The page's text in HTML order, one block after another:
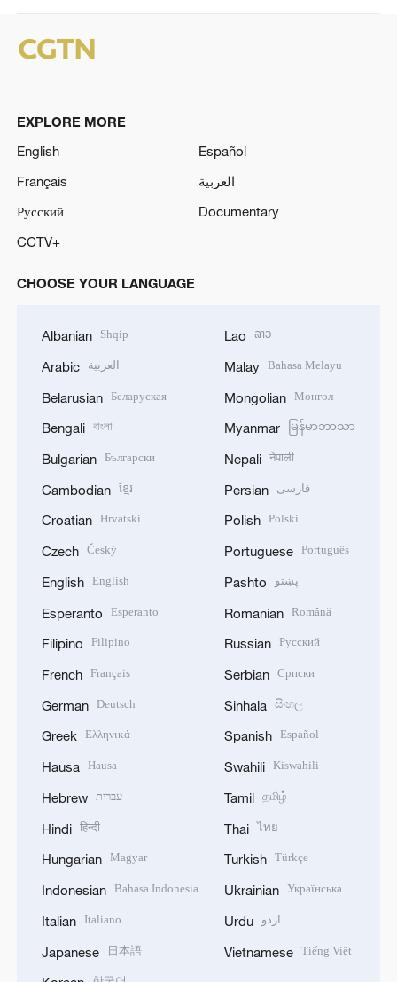
EXPLORE MORE
English
Español
Français
العربية
Русский
Documentary
CCTV+
CHOOSE YOUR LANGUAGE
Albanian Shqip
Arabic العربية
Belarusian Беларуская
Bengali বাংলা
Bulgarian Български
Cambodian ខ្មែរ
Croatian Hrvatski
Czech Český
English English
Esperanto Esperanto
Filipino Filipino
French Français
German Deutsch
Greek Ελληνικά
Hausa Hausa
Hebrew עברית
Hindi हिन्दी
Hungarian Magyar
Indonesian Bahasa Indonesia
Italian Italiano
Japanese 日本語
Lao ລາວ
Malay Bahasa Melayu
Mongolian Монгол
Myanmar မြန်မာဘာသာ
Nepali नेपाली
Persian فارسی
Polish Polski
Portuguese Português
Pashto پښتو
Romanian Română
Russian Русский
Serbian Српски
Sinhala සිංහල
Spanish Español
Swahili Kiswahili
Tamil தமிழ்
Thai ไทย
Turkish Türkçe
Ukrainian Українська
Urdu اردو
Vietnamese Tiếng Việt